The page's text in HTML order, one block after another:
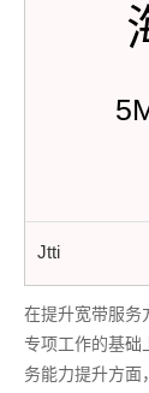
Jtti
在提升宽带服务
专项工作的基础
务能力提升方面